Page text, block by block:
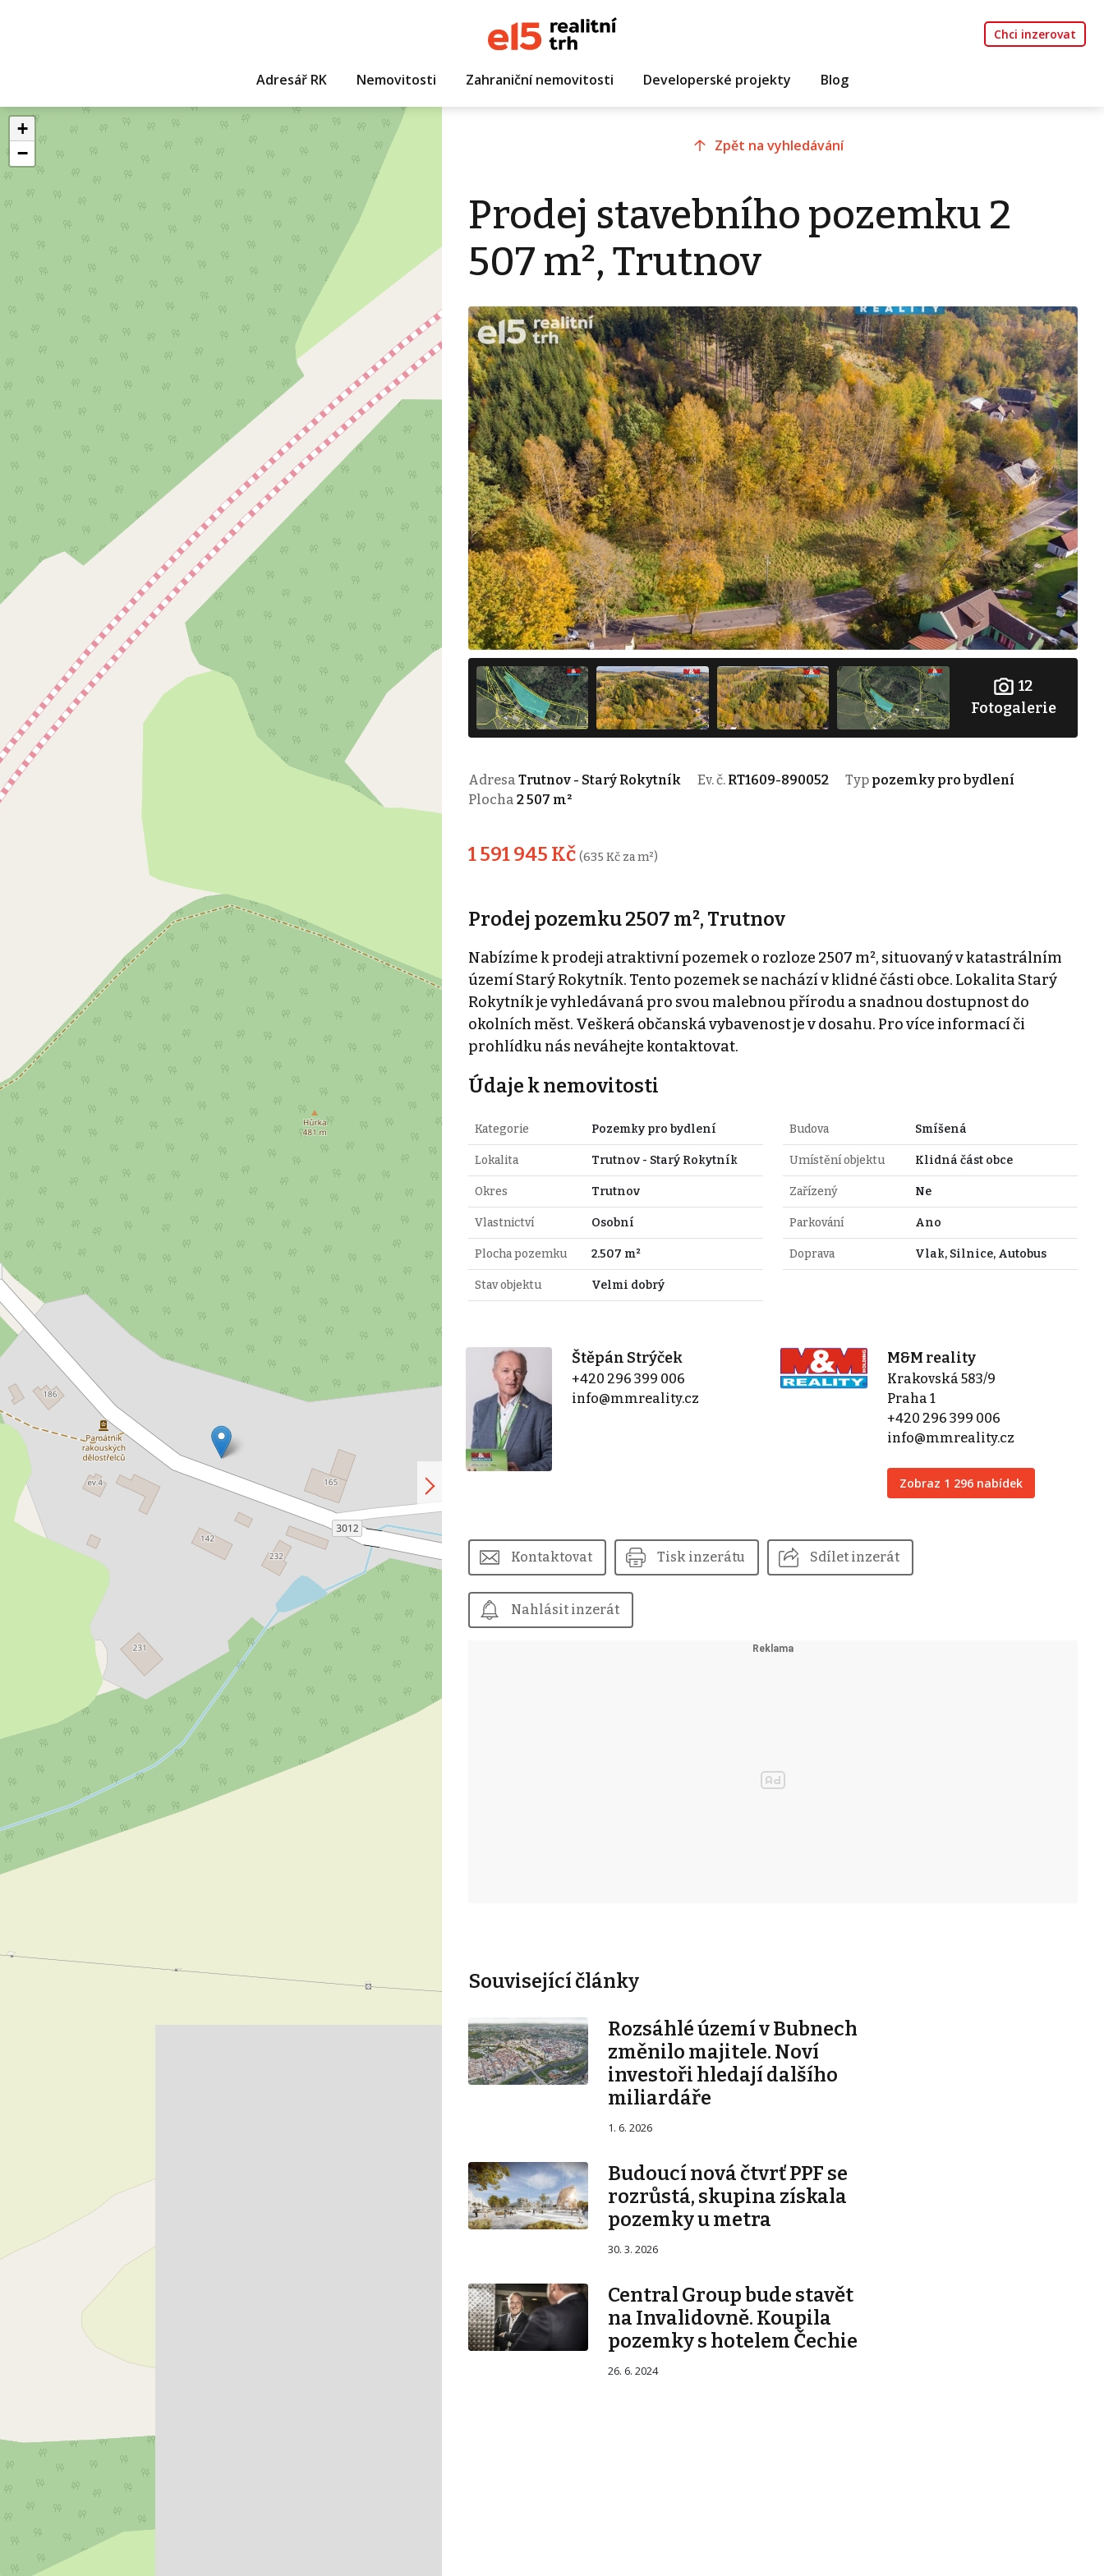
Chci inzerovat
Adresář RK Nemovitosti Zahraniční nemovitosti Developerské projekty Blog
+
−
Zpět na vyhledávání
Prodej stavebního pozemku 2
507 m², Trutnov
12
Fotogalerie
Adresa Trutnov - Starý Rokytník Ev. č. RT1609-890052 Typ pozemky pro bydlení
Plocha 2 507 m²
1 591 945 Kč (635 Kč za m²)
Prodej pozemku 2507 m², Trutnov
Nabízíme k prodeji atraktivní pozemek o rozloze 2507 m², situovaný v katastrálním
území Starý Rokytník. Tento pozemek se nachází v klidné části obce. Lokalita Starý
Rokytník je vyhledávaná pro svou malebnou přírodu a snadnou dostupnost do
okolních měst. Veškerá občanská vybavenost je v dosahu. Pro více informací či
prohlídku nás neváhejte kontaktovat.
Údaje k nemovitosti
Kategorie Pozemky pro bydlení
Lokalita Trutnov - Starý Rokytník
Okres Trutnov
Vlastnictví Osobní
Plocha pozemku 2.507 m²
Stav objektu Velmi dobrý
Budova Smíšená
Umístění objektu Klidná část obce
Zařízený Ne
Parkování Ano
Doprava Vlak, Silnice, Autobus
Štěpán Strýček
+420 296 399 006
info@mmreality.cz
M&M reality
Krakovská 583/9
Praha 1
+420 296 399 006
info@mmreality.cz
Zobraz 1 296 nabídek
Kontaktovat Tisk inzerátu Sdílet inzerát
Nahlásit inzerát
Související články
Rozsáhlé území v Bubnech
změnilo majitele. Noví
investoři hledají dalšího
miliardáře
1. 6. 2026
Budoucí nová čtvrť PPF se
rozrůstá, skupina získala
pozemky u metra
30. 3. 2026
Central Group bude stavět
na Invalidovně. Koupila
pozemky s hotelem Čechie
26. 6. 2024